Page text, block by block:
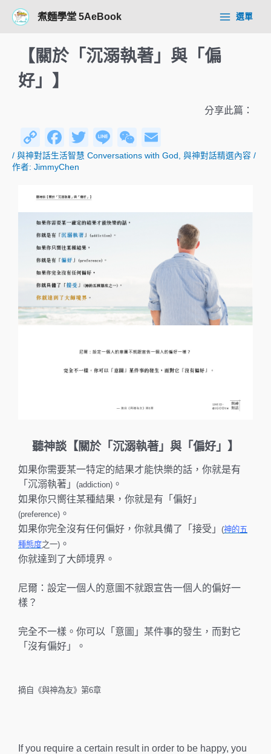
煮麵學堂 5AeBook
Main
選單
【關於「沉溺執著」與「偏
好」】
分享此篇：
C
o
p
y
Li
n
k
F
a
c
e
b
o
o
k
T
wi
er
Li
n
W
e
at
m
/ 與神對話生活智慧 Conversations with God 與神對話精選內容 /
作者: JimmyChen
聽神談【關於「沉溺執著」與「偏好」】
如果你需要某一特定的結果才能快樂的話，你就是有
「沉溺執著」 (addiction) 。
如果你只嚮往某種結果，你就是有「偏好」
(preference) 。
如果你完全沒有任何偏好，你就具備了「接受」 (神的五
種態度之一) 。
你就達到了大師境界。
尼爾：設定一個人的意圖不就跟宣告一個人的偏好一
樣？
完全不一樣。你可以「意圖」某件事的發生，而對它
「沒有偏好」。
摘自《與神為友》第6章
If you require a certain result in order to be happy, you
navigation